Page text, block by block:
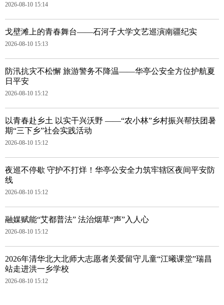
2026-08-10 15:14
戈壁滩上的青春舞台——石河子大学文艺巡演南疆纪实
2026-08-10 15:13
防汛抗灾不松懈 旅游警务不降温——华亭公安全方位护航夏
日平安
2026-08-10 15:12
以青春赴乡土 以实干兴沃野 ——“农小林”乡村振兴帮扶团暑
期“三下乡”社会实践活动
2026-08-10 15:12
夜巡不停歇 守护不打烊！华亭公安全力筑牢辖区夜间平安防
线
2026-08-10 15:12
融媒赋能“艾都普法” 法治烟草“声”入人心
2026-08-10 15:12
2026年清华北大北师大志愿者关爱留守儿童“江曦课堂”瑞昌
站走进洪一乡学校
2026-08-10 15:12